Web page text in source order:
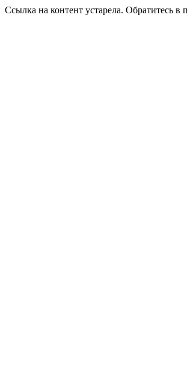
Ссылка на контент устарела. Обратитесь в